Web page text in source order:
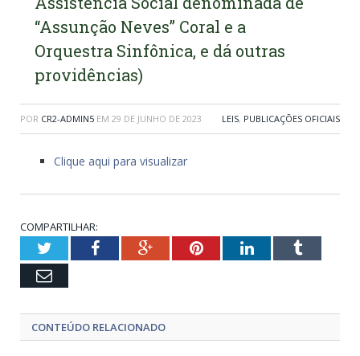
“Assunção Neves” Coral e a
Orquestra Sinfônica, e dá outras
providências)
POR CR2-ADMIN5 EM 29 DE JUNHO DE 2023 LEIS, PUBLICAÇÕES OFICIAIS
Clique aqui para visualizar
COMPARTILHAR:
TwitterFacebookGoogle+PinterestLinkedInTumblr
Email
CONTEÚDO RELACIONADO